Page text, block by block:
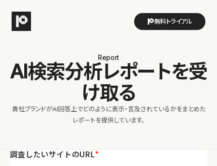
無料トライアル
Report
AI検索分析レポートを受
け取る
貴社ブランドがAI回答上でどのように表示・言及されているかをまとめた
レポートを提供しています。